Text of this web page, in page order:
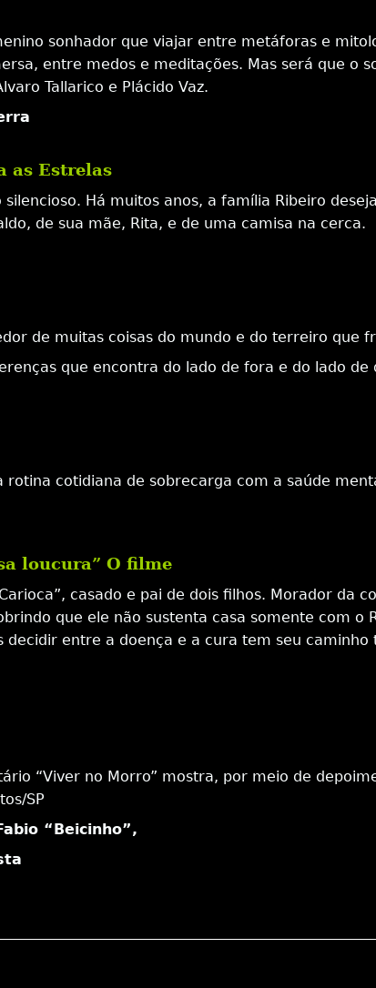
sonhador que viajar entre metáforas e
entre medos e meditações. Mas será que o
Tallarico e Plácido Vaz.
as Estrelas
Há muitos anos, a família Ribeiro
de sua mãe, Rita, e de uma camisa na cerca.
de muitas coisas do mundo e do terreiro que
que encontra do lado de fora e do lado de
cotidiana de sobrecarga com a saúde
loucura” O filme
casado e pai de dois filhos. Morador da
que ele não sustenta casa somente com o
decidir entre a doença e a cura tem seu
“Viver no Morro” mostra, por meio de
SP
“Beicinho”,